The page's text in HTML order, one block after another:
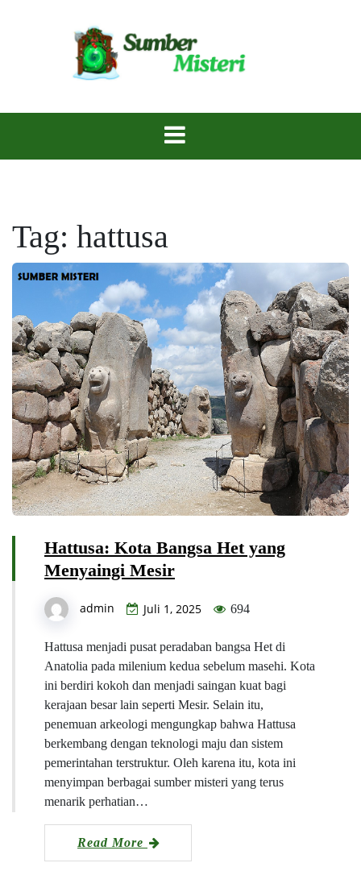
Sumber Misteri
Tag: hattusa
Hattusa: Kota Bangsa Het yang
Menyaingi Mesir
admin Juli 1, 2025 694
Hattusa menjadi pusat peradaban bangsa Het di
Anatolia pada milenium kedua sebelum masehi. Kota
ini berdiri kokoh dan menjadi saingan kuat bagi
kerajaan besar lain seperti Mesir. Selain itu,
penemuan arkeologi mengungkap bahwa Hattusa
berkembang dengan teknologi maju dan sistem
pemerintahan terstruktur. Oleh karena itu, kota ini
menyimpan berbagai sumber misteri yang terus
menarik perhatian…
Read More